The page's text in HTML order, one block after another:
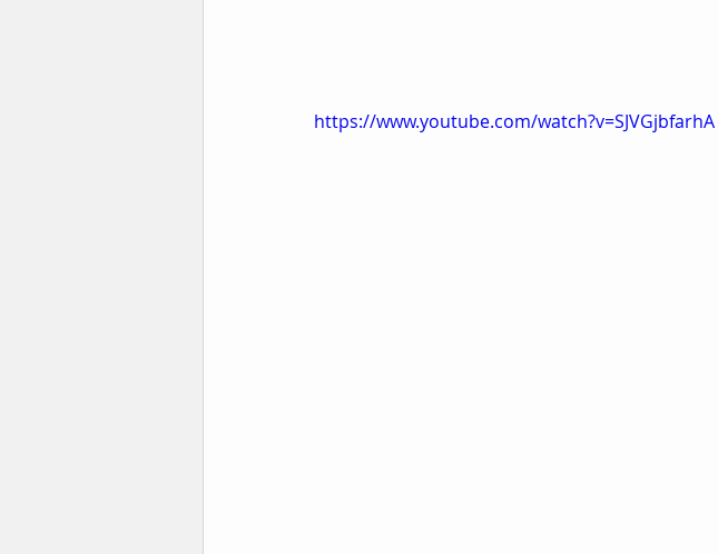
https://www.youtube.com/watch?v=SJVGjbfarhA